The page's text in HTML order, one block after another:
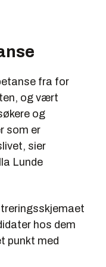
fra for
og vært
og
som er
sier
Lunde
hos dem
punkt med